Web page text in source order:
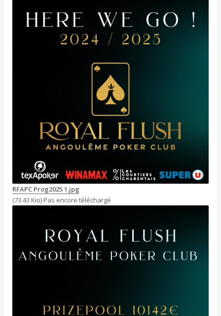
RFAPC Prog2025 1.jpg
(73.43 Kio) Pas encore téléchargé